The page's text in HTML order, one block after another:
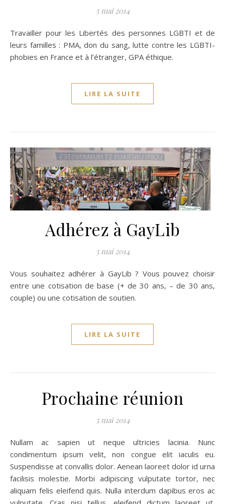
5 mai 2014
Travailler pour les Libertés des personnes LGBTI et de
leurs familles : PMA, don du sang, lutte contre les LGBTI-
phobies en France et à l’étranger, GPA éthique.
LIRE LA SUITE
Adhérez à GayLib
5 mai 2014
Vous souhaitez adhérer à GayLib ? Vous pouvez choisir
entre une cotisation de base (+ de 30 ans, – de 30 ans,
couple) ou une cotisation de soutien.
LIRE LA SUITE
Prochaine réunion
5 mai 2014
Nullam ac sapien ut neque ultricies lacinia. Nunc
condimentum ipsum velit, non congue elit iaculis eu.
Suspendisse at convallis dolor. Aenean laoreet dolor id urna
facilisis molestie. Morbi adipiscing vulputate tortor, nec
aliquam felis eleifend quis. Nulla interdum dapibus eros ac